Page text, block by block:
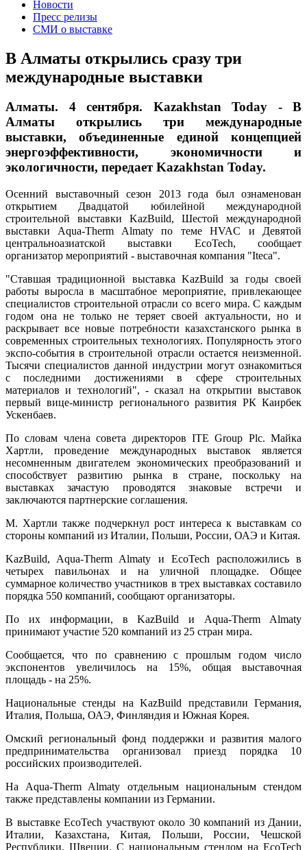
Новости
Пресс релизы
СМИ о выставке
В Алматы открылись сразу три
международные выставки
Алматы. 4 сентября. Kazakhstan Today - В
Алматы открылись три международные
выставки, объединенные единой концепцией
энергоэффективности, экономичности и
экологичности, передает Kazakhstan Today.
Осенний выставочный сезон 2013 года был ознаменован
открытием Двадцатой юбилейной международной
строительной выставки KazBuild, Шестой международной
выставки Aqua-Therm Almaty по теме HVAC и Девятой
центральноазиатской выставки EcoTech, сообщает
организатор мероприятий - выставочная компания "Iteca".
"Ставшая традиционной выставка KazBuild за годы своей
работы выросла в масштабное мероприятие, привлекающее
специалистов строительной отрасли со всего мира. С каждым
годом она не только не теряет своей актуальности, но и
раскрывает все новые потребности казахстанского рынка в
современных строительных технологиях. Популярность этого
экспо-события в строительной отрасли остается неизменной.
Тысячи специалистов данной индустрии могут ознакомиться
с последними достижениями в сфере строительных
материалов и технологий", - сказал на открытии выставок
первый вице-министр регионального развития РК Каирбек
Ускенбаев.
По словам члена совета директоров ITE Group Plc. Майка
Хартли, проведение международных выставок является
несомненным двигателем экономических преобразований и
способствует развитию рынка в стране, поскольку на
выставках зачастую проводятся знаковые встречи и
заключаются партнерские соглашения.
М. Хартли также подчеркнул рост интереса к выставкам со
стороны компаний из Италии, Польши, России, ОАЭ и Китая.
KazBuild, Aqua-Therm Almaty и EcoTech расположились в
четырех павильонах и на уличной площадке. Общее
суммарное количество участников в трех выставках составило
порядка 550 компаний, сообщают организаторы.
По их информации, в KazBuild и Aqua-Therm Almaty
принимают участие 520 компаний из 25 стран мира.
Сообщается, что по сравнению с прошлым годом число
экспонентов увеличилось на 15%, общая выставочная
площадь - на 25%.
Национальные стенды на KazBuild представили Германия,
Италия, Польша, ОАЭ, Финляндия и Южная Корея.
Омский региональный фонд поддержки и развития малого
предпринимательства организовал приезд порядка 10
российских производителей.
На Aqua-Therm Almaty отдельным национальным стендом
также представлены компании из Германии.
В выставке EcoTech участвуют около 30 компаний из Дании,
Италии, Казахстана, Китая, Польши, России, Чешской
Республики, Швеции. С национальным стендом на EcoTech